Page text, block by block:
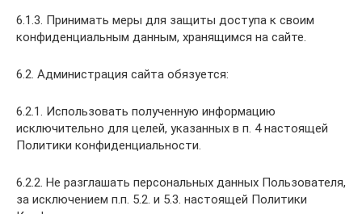
6.1.3. Принимать меры для защиты доступа к своим
конфиденциальным данным, хранящимся на сайте.
6.2. Администрация сайта обязуется:
6.2.1. Использовать полученную информацию
исключительно для целей, указанных в п. 4 настоящей
Политики конфиденциальности.
6.2.2. Не разглашать персональных данных Пользователя,
за исключением п.п. 5.2. и 5.3. настоящей Политики